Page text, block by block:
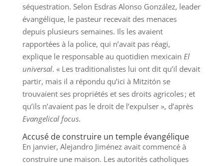
séquestration. Selon Esdras Alonso González, leader
évangélique, le pasteur recevait des menaces
depuis plusieurs semaines. Ils les avaient
rapportées à la police, qui n’avait pas réagi,
explique le responsable au quotidien mexicain El
universal. « Les traditionalistes lui ont dit qu’il devait
partir, mais il a répondu qu’ici à Mitzitón se
trouvaient ses propriétés et ses droits agricoles ; et
qu’ils n’avaient pas le droit de l’expulser », d’après
Evangelical focus.
Accusé de construire un temple évangélique
En janvier, Alejandro Jiménez avait commencé à
construire une maison. Les autorités catholiques